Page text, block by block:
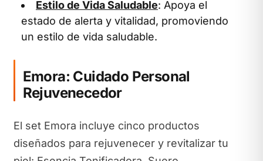
Estilo de Vida Saludable: Apoya el
estado de alerta y vitalidad, promoviendo
un estilo de vida saludable.
Emora: Cuidado Personal
Rejuvenecedor
El set Emora incluye cinco productos
diseñados para rejuvenecer y revitalizar tu